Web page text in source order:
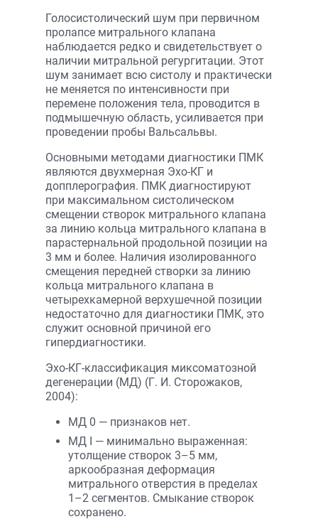
Голосистолический шум при первичном
пролапсе митрального клапана
наблюдается редко и свидетельствует о
наличии митральной регургитации. Этот
шум занимает всю систолу и практически
не меняется по интенсивности при
перемене положения тела, проводится в
подмышечную область, усиливается при
проведении пробы Вальсальвы.
Основными методами диагностики ПМК
являются двухмерная Эхо-КГ и
допплерография. ПМК диагностируют
при максимальном систолическом
смещении створок митрального клапана
за линию кольца митрального клапана в
парастернальной продольной позиции на
3 мм и более. Наличия изолированного
смещения передней створки за линию
кольца митрального клапана в
четырехкамерной верхушечной позиции
недостаточно для диагностики ПМК, это
служит основной причиной его
гипердиагностики.
Эхо-КГ-классификация миксоматозной
дегенерации (МД) (Г. И. Сторожаков,
2004):
МД 0 — признаков нет.
МД I — минимально выраженная:
утолщение створок 3–5 мм,
аркообразная деформация
митрального отверстия в пределах
1–2 сегментов. Смыкание створок
сохранено.